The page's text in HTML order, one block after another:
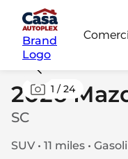
Brand
Logo
1 /24
2026
SC
SUV • 11 miles •